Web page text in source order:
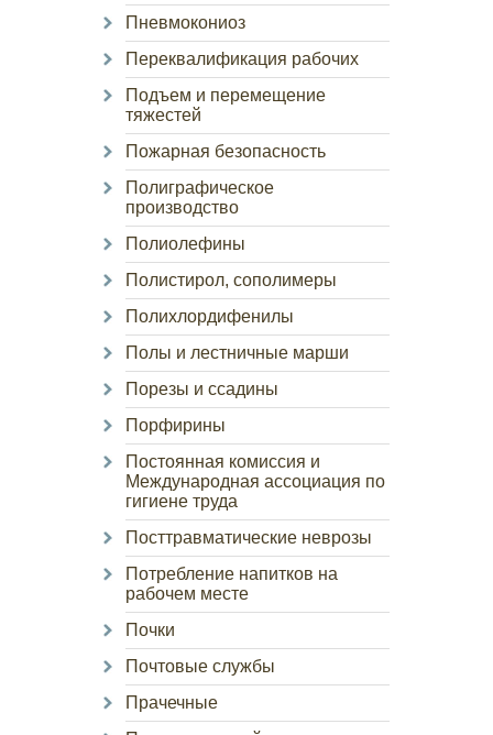
Пневмокониоз
Переквалификация рабочих
Подъем и перемещение
тяжестей
Пожарная безопасность
Полиграфическое
производство
Полиолефины
Полистирол, сополимеры
Полихлордифенилы
Полы и лестничные марши
Порезы и ссадины
Порфирины
Постоянная комиссия и
Международная ассоциация по
гигиене труда
Посттравматические неврозы
Потребление напитков на
рабочем месте
Почки
Почтовые службы
Прачечные